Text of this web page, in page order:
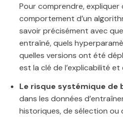
Pour comprendre, expliquer
comportement d’un
savoir précisément avec
entraîné, quels
quelles versions ont été
est la clé de l’explicabilité
Le risque systémique de
dans les données
historiques, de sélection ou